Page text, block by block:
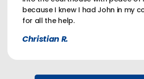
because I knew I had John in my
for all the help.
Christian R.